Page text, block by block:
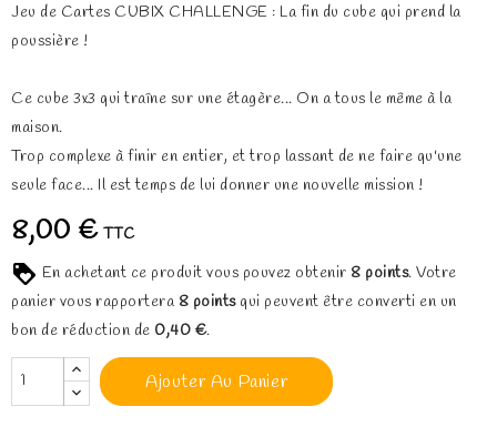
Jeu de Cartes CUBIX CHALLENGE : La fin du cube qui prend la
poussière !
Ce cube 3x3 qui traîne sur une étagère... On a tous le même à la
maison.
Trop complexe à finir en entier, et trop lassant de ne faire qu'une
seule face... Il est temps de lui donner une nouvelle mission !
8,00 € TTC
En achetant ce produit vous pouvez obtenir 8 points. Votre
panier vous rapportera 8 pointsqui peuvent être converti en un
bon de réduction de 0,40 €.
Ajouter Au Panier